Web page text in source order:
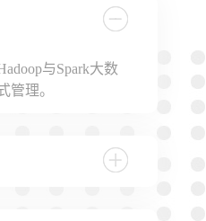
与Spark大数
管理。